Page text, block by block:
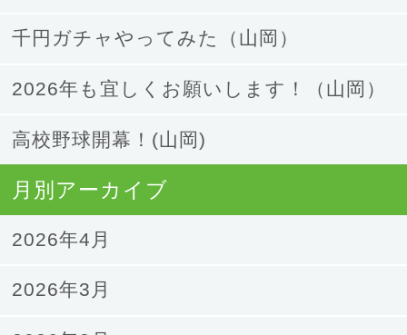
千円ガチャやってみた（山岡）
2026年も宜しくお願いします！（山岡）
高校野球開幕！(山岡)
月別アーカイブ
2026年4月
2026年3月